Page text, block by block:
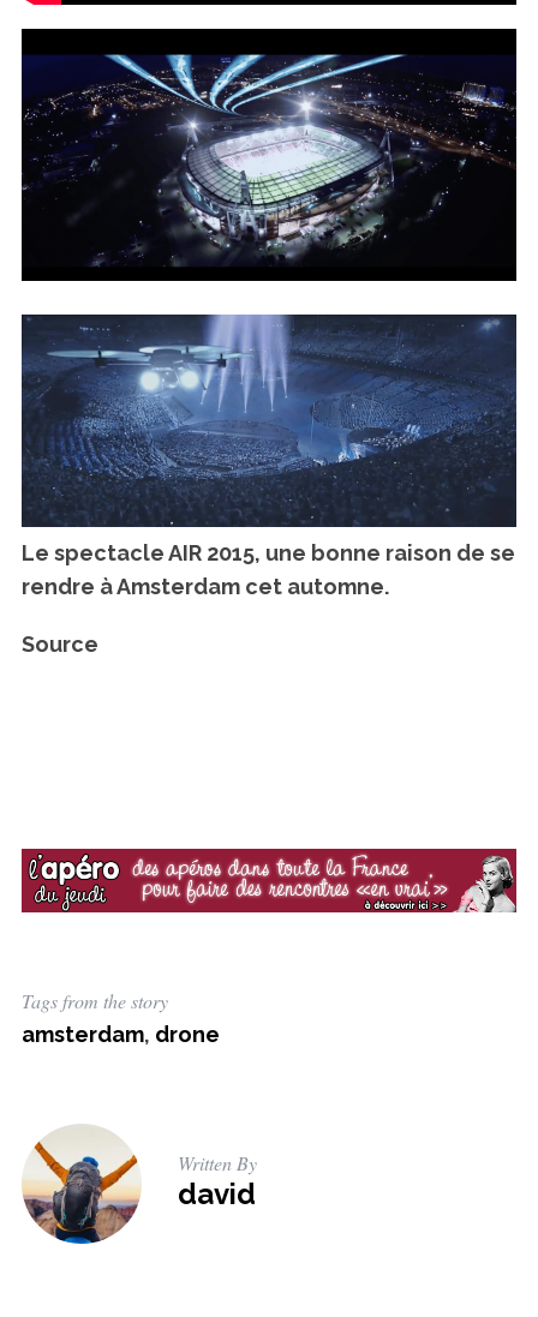
Le spectacle AIR 2015, une bonne raison de se
rendre à Amsterdam cet automne.
Source
Tags from the story
amsterdam, drone
Written By
david